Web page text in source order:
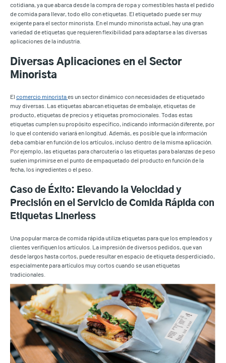
cotidiana, ya que abarca desde la compra de ropa y comestibles hasta el pedido
de comida para llevar, todo ello con etiquetas. El etiquetado puede ser muy
exigente para el sector minorista. En el mundo minorista actual, hay una gran
variedad de etiquetas que requieren flexibilidad para adaptarse a las diversas
aplicaciones de la industria.
Diversas Aplicaciones en el Sector
Minorista
El comercio minoristaes un sector dinámico con necesidades de etiquetado
muy diversas. Las etiquetas abarcan etiquetas de embalaje, etiquetas de
producto, etiquetas de precios y etiquetas promocionales. Todas estas
etiquetas cumplen su propósito específico, indicando información diferente, por
lo que el contenido variará en longitud. Además, es posible que la información
deba cambiar en función de los artículos, incluso dentro de la misma aplicación.
Por ejemplo, las etiquetas para charcutería o las etiquetas para balanzas de peso
suelen imprimirse en el punto de empaquetado del producto en función de la
fecha, los ingredientes o el peso.
Caso de Éxito: Elevando la Velocidad y
Precisión en el Servicio de Comida Rápida con
Etiquetas Linerless
Una popular marca de comida rápida utiliza etiquetas para que los empleados y
clientes verifiquen los artículos. La impresión de diversos pedidos, que van
desde largos hasta cortos, puede resultar en espacio de etiqueta desperdiciado,
especialmente para artículos muy cortos cuando se usan etiquetas
tradicionales.